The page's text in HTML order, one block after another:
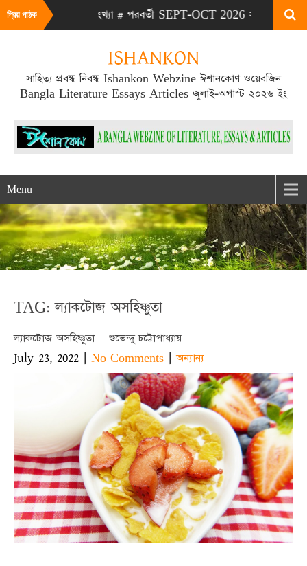
প্রিয় পাঠক
AUG 2026 সংখ্যা # পরবর্তী SEPT-OCT 2026 সংখ্যা প্রকাশিত
ISHANKON
সাহিত্য প্রবন্ধ নিবন্ধ Ishankon Webzine ঈশানকোণ ওয়েবজিন
Bangla Literature Essays Articles জুলাই-অগাস্ট ২০২৬ ইং
Menu
TAG: ল্যাকটোজ অসহিষ্ণুতা
ল্যাকটোজ অসহিষ্ণুতা – শুভেন্দু চট্টোপাধ্যায়
July 23, 2022 | No Comments |অন্যান্য